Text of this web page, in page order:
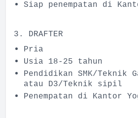
Siap penempatan di
3. DRAFTER
Pria
Usia 18-25 tahun
Pendidikan SMK/Teknik
atau D3/Teknik sipil
Penempatan di Kantor